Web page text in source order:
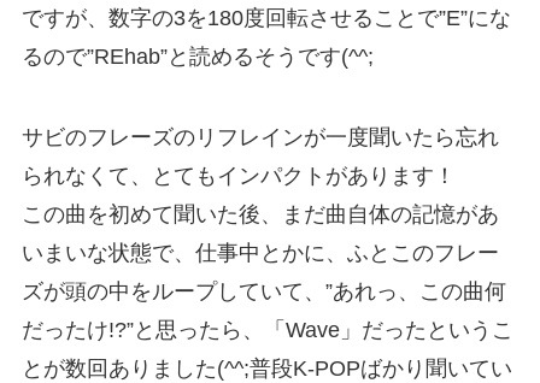
ですが、数字の3を180度回転させることで”E”にな
るので”REhab”と読めるそうです(^^;
サビのフレーズのリフレインが一度聞いたら忘れ
られなくて、とてもインパクトがあります！
この曲を初めて聞いた後、まだ曲自体の記憶があ
いまいな状態で、仕事中とかに、ふとこのフレー
ズが頭の中をループしていて、”あれっ、この曲何
だったけ!?”と思ったら、「Wave」だったというこ
とが数回ありました(^^;普段K-POPばかり聞いてい